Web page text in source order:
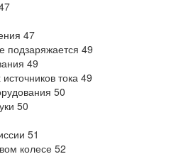
47
подзаряжается 49
49
тока 49
50
50
51
колесе 52